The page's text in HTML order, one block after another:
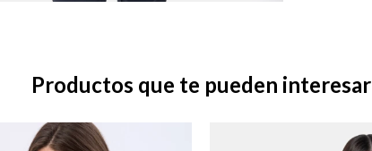
Productos que te pueden interesar